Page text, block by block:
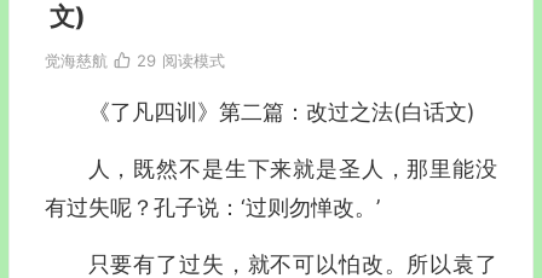
文)
觉海慈航 29 阅读模式
《了凡四训》第二篇：改过之法(白话文)
人，既然不是生下来就是圣人，那里能没
有过失呢？孔子说：‘过则勿惮改。’
只要有了过失，就不可以怕改。所以袁了